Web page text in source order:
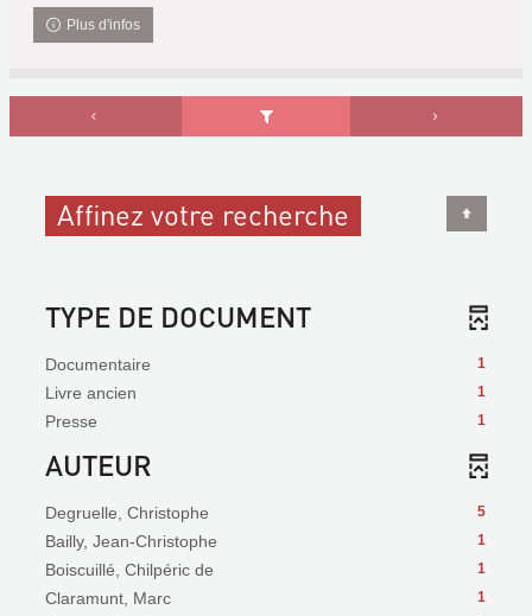
Plus d'infos
Affinez votre recherche
TYPE DE DOCUMENT
1
Documentaire
1
Livre ancien
1
Presse
AUTEUR
5
Degruelle, Christophe
1
Bailly, Jean-Christophe
1
Boiscuillé, Chilpéric de
1
Claramunt, Marc